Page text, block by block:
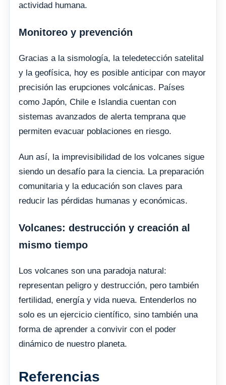
actividad humana.
Monitoreo y prevención
Gracias a la sismología, la teledetección satelital
y la geofísica, hoy es posible anticipar con mayor
precisión las erupciones volcánicas. Países
como Japón, Chile e Islandia cuentan con
sistemas avanzados de alerta temprana que
permiten evacuar poblaciones en riesgo.
Aun así, la imprevisibilidad de los volcanes sigue
siendo un desafío para la ciencia. La preparación
comunitaria y la educación son claves para
reducir las pérdidas humanas y económicas.
Volcanes: destrucción y creación al
mismo tiempo
Los volcanes son una paradoja natural:
representan peligro y destrucción, pero también
fertilidad, energía y vida nueva. Entenderlos no
solo es un ejercicio científico, sino también una
forma de aprender a convivir con el poder
dinámico de nuestro planeta.
Referencias